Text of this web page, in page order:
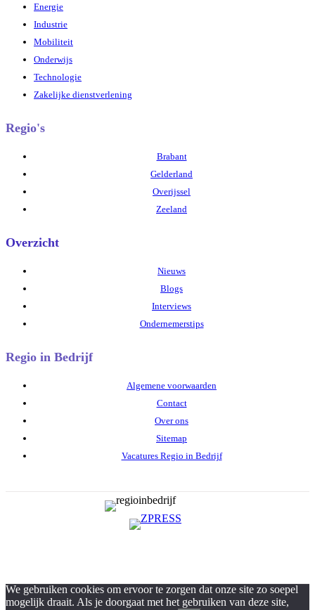
Energie
Industrie
Mobiliteit
Onderwijs
Technologie
Zakelijke dienstverlening
Regio's
Brabant
Gelderland
Overijssel
Zeeland
Overzicht
Nieuws
Blogs
Interviews
Ondernemerstips
Regio in Bedrijf
Algemene voorwaarden
Contact
Over ons
Sitemap
Vacatures Regio in Bedrijf
We gebruiken cookies om ervoor te zorgen dat onze site zo soepel
mogelijk draait. Als je doorgaat met het gebruiken van deze site,